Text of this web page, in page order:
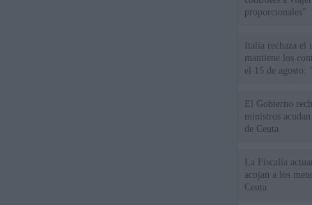
proporcionales"
Italia rechaza
mantiene los
el 15 de agosto:
El Gobierno
ministros
de Ceuta
La Fiscalía
acojan a los
Ceuta